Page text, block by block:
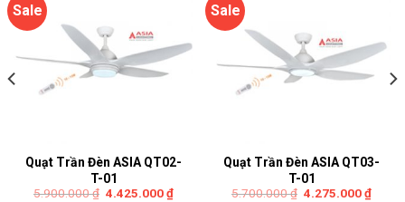
Sale
Quạt Trần Đèn ASIA QT02-
T-01
5.900.000₫ 4.425.000₫
Sale
Quạt Trần Đèn ASIA QT03-
T-01
5.700.000₫ 4.275.000₫